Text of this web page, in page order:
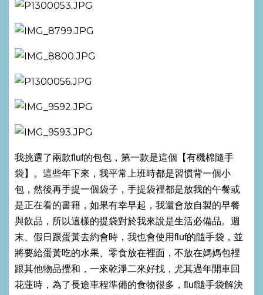
我挑選了兩款fluf的包包，第一款是這個【有機棉隨手
袋】。這些年下來，我平常上班時都是習慣背一個小
包，然後再手提一個袋子，手提袋裡都是放我的午餐或
是正在看的書籍，如果有幸早起，我還會放自製的早餐
與飲品，所以這樣的提袋對於我來說是生活必備品。週
末、假日跟蛋黃去約會時，我也會使用fluf的隨手袋，並
將要給蛋黃吃的水果、零食放在裡面，不放在媽媽包裡
跟其他物品攪和，一來乾淨二來好找，尤其過年開車回
花蓮時，為了長途車程準備的食物很多，fluf隨手袋解決